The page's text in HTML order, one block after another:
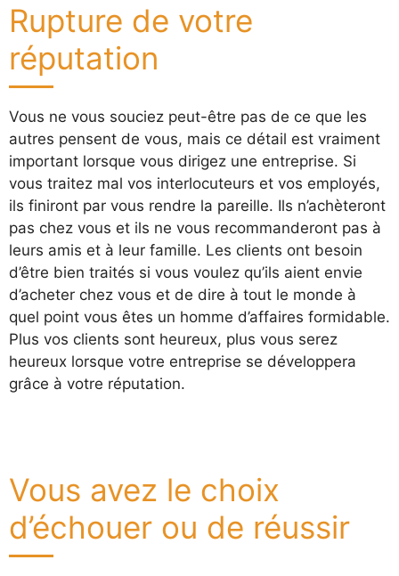
Rupture de votre
réputation
Vous ne vous souciez peut-être pas de ce que les
autres pensent de vous, mais ce détail est vraiment
important lorsque vous dirigez une entreprise. Si
vous traitez mal vos interlocuteurs et vos employés,
ils finiront par vous rendre la pareille. Ils n’achèteront
pas chez vous et ils ne vous recommanderont pas à
leurs amis et à leur famille. Les clients ont besoin
d’être bien traités si vous voulez qu’ils aient envie
d’acheter chez vous et de dire à tout le monde à
quel point vous êtes un homme d’affaires formidable.
Plus vos clients sont heureux, plus vous serez
heureux lorsque votre entreprise se développera
grâce à votre réputation.
Vous avez le choix
d’échouer ou de réussir